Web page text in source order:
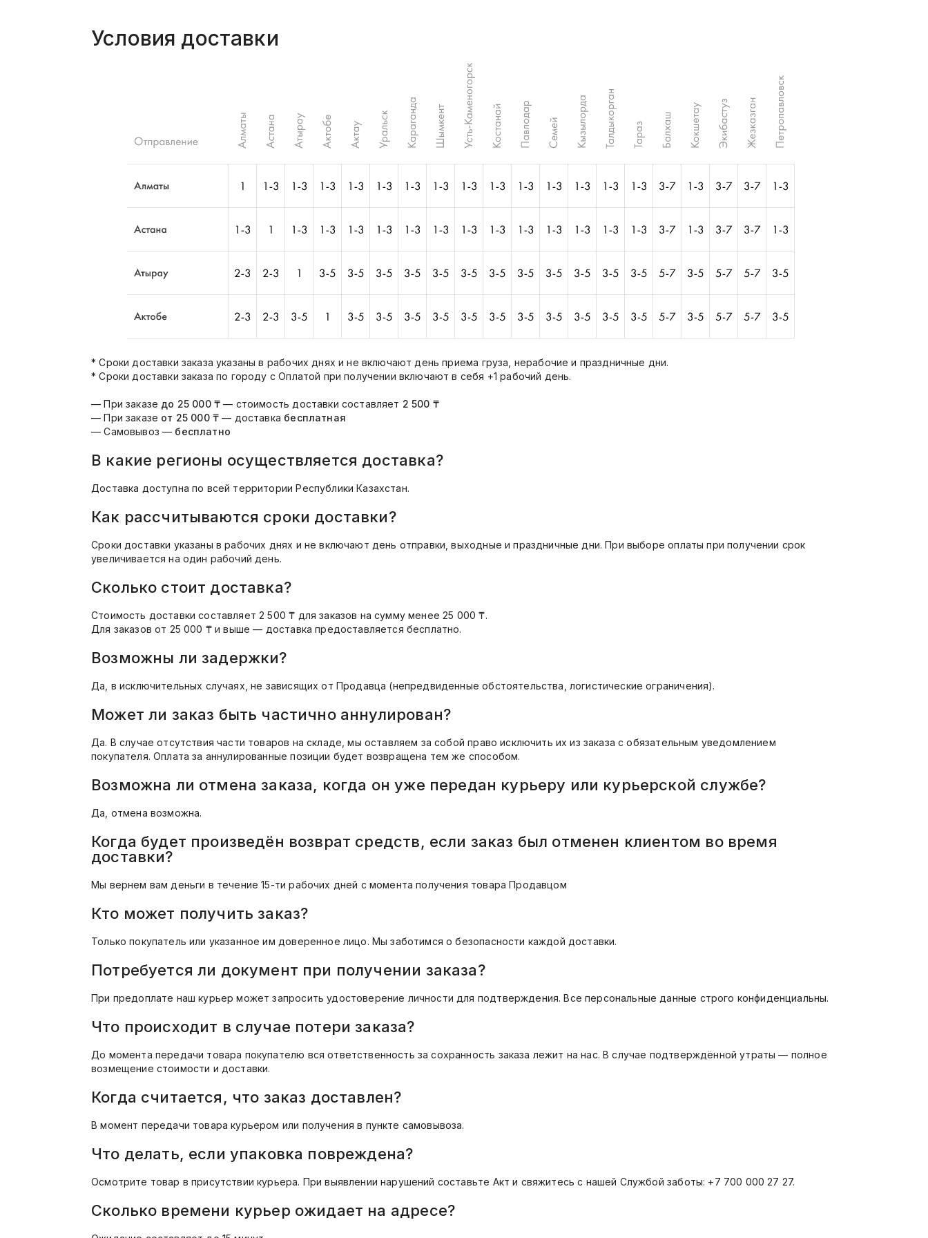
Условия доставки
* Сроки доставки заказа указаны в рабочих днях и не включают день приема груза, нерабочие и праздничные дни.
* Сроки доставки заказа по городу с Оплатой при получении включают в себя +1 рабочий день.
— При заказе до 25 000 ₸— стоимость доставки составляет 2 500 ₸
— При заказе от 25 000 ₸ — доставка бесплатная
— Самовывоз — бесплатно
В какие регионы осуществляется доставка?
Доставка доступна по всей территории Республики Казахстан.
Как рассчитываются сроки доставки?
Сроки доставки указаны в рабочих днях и не включают день отправки, выходные и праздничные дни. При выборе оплаты при получении срок
увеличивается на один рабочий день.
Сколько стоит доставка?
Стоимость доставки составляет 2 500 ₸ для заказов на сумму менее 25 000 ₸.
Для заказов от 25 000 ₸ и выше — доставка предоставляется бесплатно.
Возможны ли задержки?
Да, в исключительных случаях, не зависящих от Продавца (непредвиденные обстоятельства, логистические ограничения).
Может ли заказ быть частично аннулирован?
Да. В случае отсутствия части товаров на складе, мы оставляем за собой право исключить их из заказа с обязательным уведомлением
покупателя. Оплата за аннулированные позиции будет возвращена тем же способом.
Возможна ли отмена заказа, когда он уже передан курьеру или курьерской службе?
Да, отмена возможна.
Когда будет произведён возврат средств, если заказ был отменен клиентом во время
доставки?
Мы вернем вам деньги в течение 15-ти рабочих дней с момента получения товара Продавцом
Кто может получить заказ?
Только покупатель или указанное им доверенное лицо. Мы заботимся о безопасности каждой доставки.
Потребуется ли документ при получении заказа?
При предоплате наш курьер может запросить удостоверение личности для подтверждения. Все персональные данные строго конфиденциальны.
Что происходит в случае потери заказа?
До момента передачи товара покупателю вся ответственность за сохранность заказа лежит на нас. В случае подтверждённой утраты — полное
возмещение стоимости и доставки.
Когда считается, что заказ доставлен?
В момент передачи товара курьером или получения в пункте самовывоза.
Что делать, если упаковка повреждена?
Осмотрите товар в присутствии курьера. При выявлении нарушений составьте Акт и свяжитесь с нашей Службой заботы: +7 700 000 27 27.
Сколько времени курьер ожидает на адресе?